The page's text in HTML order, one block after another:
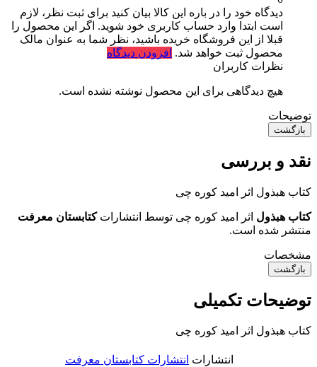
دیدگاه خود را در باره این کالا بیان کنید برای ثبت نظر، لازم
است ابتدا وارد حساب کاربری خود شوید. اگر این محصول را
قبلا از این فروشگاه خریده باشید، نظر شما به عنوان مالک
محصول ثبت خواهد شد. افزودن دیدگاه
نظرات کاربران
هیچ دیدگاهی برای این محصول نوشته نشده است.
توضیحات
بازگشت
نقد و بررسی
کتاب هبذول اثر امید کوره چی
کتاب هبذول اثر امید کوره چی توسط انتشاراتکتابستان معرفت
منتشر شده است.
مشخصات
بازگشت
توضیحات تکمیلی
کتاب هبذول اثر امید کوره چی
انتشارات انتشارات کتابستان معرفت